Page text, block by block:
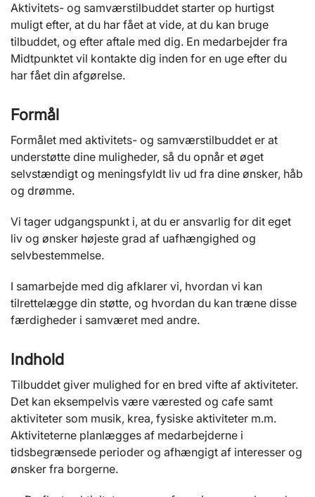
Aktivitets- og samværstilbuddet starter op hurtigst
muligt efter, at du har fået at vide, at du kan bruge
tilbuddet, og efter aftale med dig. En medarbejder fra
Midtpunktet vil kontakte dig inden for en uge efter du
har fået din afgørelse.
Formål
Formålet med aktivitets- og samværstilbuddet er at
understøtte dine muligheder, så du opnår et øget
selvstændigt og meningsfyldt liv ud fra dine ønsker, håb
og drømme.
Vi tager udgangspunkt i, at du er ansvarlig for dit eget
liv og ønsker højeste grad af uafhængighed og
selvbestemmelse.
I samarbejde med dig afklarer vi, hvordan vi kan
tilrettelægge din støtte, og hvordan du kan træne disse
færdigheder i samværet med andre.
Indhold
Tilbuddet giver mulighed for en bred vifte af aktiviteter.
Det kan eksempelvis være værested og cafe samt
aktiviteter som musik, krea, fysiske aktiviteter m.m.
Aktiviteterne planlægges af medarbejderne i
tidsbegrænsede perioder og afhængigt af interesser og
ønsker fra borgerne.